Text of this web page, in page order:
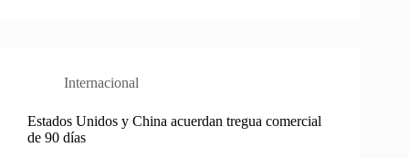
Internacional
Estados Unidos y China acuerdan tregua comercial
de 90 días